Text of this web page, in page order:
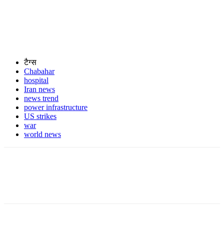
टैग्स
Chabahar
hospital
Iran news
news trend
power infrastructure
US strikes
war
world news